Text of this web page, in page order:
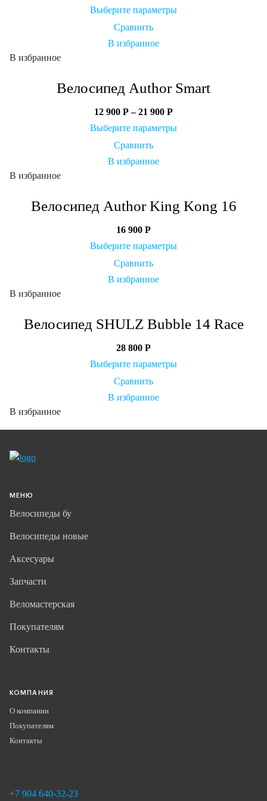
Выберите параметры
Сравнить
В избранное
В избранное
Велосипед Author Smart
12 900 Р–21 900 Р
Выберите параметры
Сравнить
В избранное
В избранное
Велосипед Author King Kong 16
16 900 Р
Выберите параметры
Сравнить
В избранное
В избранное
Велосипед SHULZ Bubble 14 Race
28 800 Р
Выберите параметры
Сравнить
В избранное
В избранное
МЕНЮ
Велосипеды бу
Велосипеды новые
Аксесуары
Запчасти
Веломастерская
Покупателям
Контакты
КОМПАНИЯ
О компании
Покупателям
Контакты
+7 904 640-32-23